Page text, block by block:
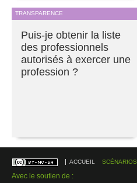
TRANSPARENCE
Puis-je obtenir la liste
des professionnels
autorisés à exercer une
profession ?
ACCUEIL SCÉNARIOS
Avec le soutien de :